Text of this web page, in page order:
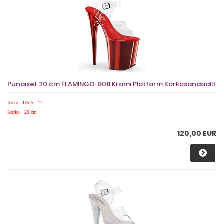
Punaiset 20 cm FLAMINGO-808 Kromi Platform Korkosandaalit
Koko : US 5 - 12
Korko : 20 cm
120,00 EUR